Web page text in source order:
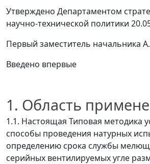
Утверждено Департаментом
научно-технической политики
Первый заместитель начальника
Введено впервые
1. Область
1.1. Настоящая Типовая методика
способы проведения натурных
определению срока службы
серийных вентилируемых угле